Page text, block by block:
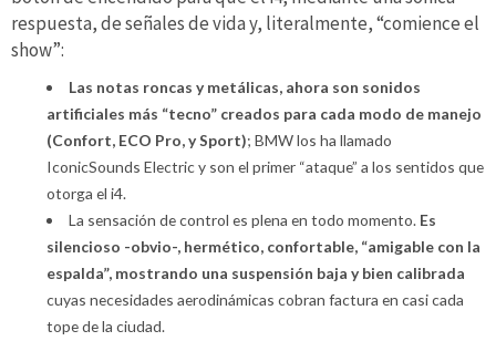
respuesta, de señales de vida y, literalmente, “comience el
show”:
Las notas roncas y metálicas, ahora son sonidos
artificiales más “tecno” creados para cada modo de manejo
(Confort, ECO Pro, y Sport); BMW los ha llamado
IconicSounds Electric y son el primer “ataque” a los sentidos que
otorga el i4.
La sensación de control es plena en todo momento. Es
silencioso -obvio-, hermético, confortable, “amigable con la
espalda”, mostrando una suspensión baja y bien calibrada
cuyas necesidades aerodinámicas cobran factura en casi cada
tope de la ciudad.